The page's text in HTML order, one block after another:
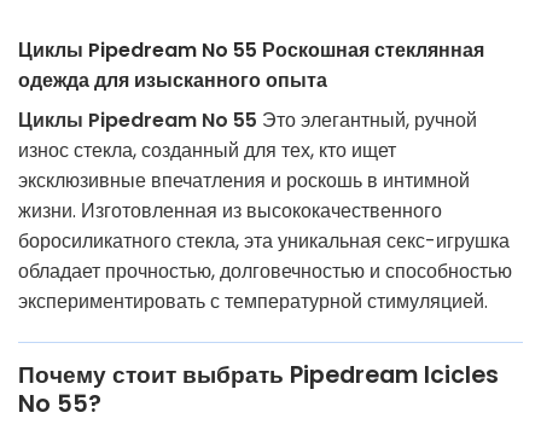
Циклы Pipedream No 55 Роскошная стеклянная
одежда для изысканного опыта
Циклы Pipedream No 55 Это элегантный, ручной
износ стекла, созданный для тех, кто ищет
эксклюзивные впечатления и роскошь в интимной
жизни. Изготовленная из высококачественного
боросиликатного стекла, эта уникальная секс-игрушка
обладает прочностью, долговечностью и способностью
экспериментировать с температурной стимуляцией.
Почему стоит выбрать Pipedream Icicles
No 55?